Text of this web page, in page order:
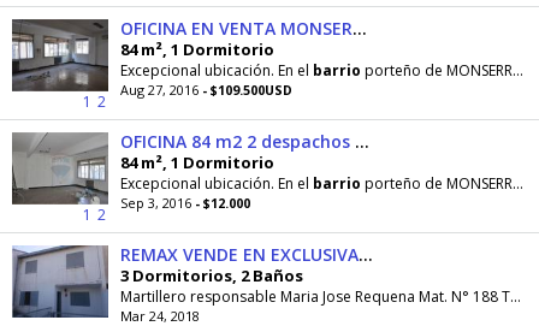
1 2
OFICINA EN VENTA MONSERRAT INMEJORABLE UBICACION
84 m², 1 Dormitorio
Excepcional ubicación. En el barrio porteño de MONSERRAT. A media cuadra de Lima y una de Av
Aug 27, 2016 - $109.500USD
1 2
OFICINA 84 m2 2 despachos planta abiertaMONSERRAT
84 m², 1 Dormitorio
Excepcional ubicación. En el barrio porteño de MONSERRAT. A media cuadra de Lima y una de Av
Sep 3, 2016 - $12.000
REMAX VENDE EN EXCLUSIVA DEPARTAMENTO DUPLEX
3 Dormitorios, 2 Baños
Martillero responsable Maria Jose Requena Mat. N° 188 Todas las propiedades que figuran en mi perfil se encuentran a cargo del profesional...
Mar 24, 2018